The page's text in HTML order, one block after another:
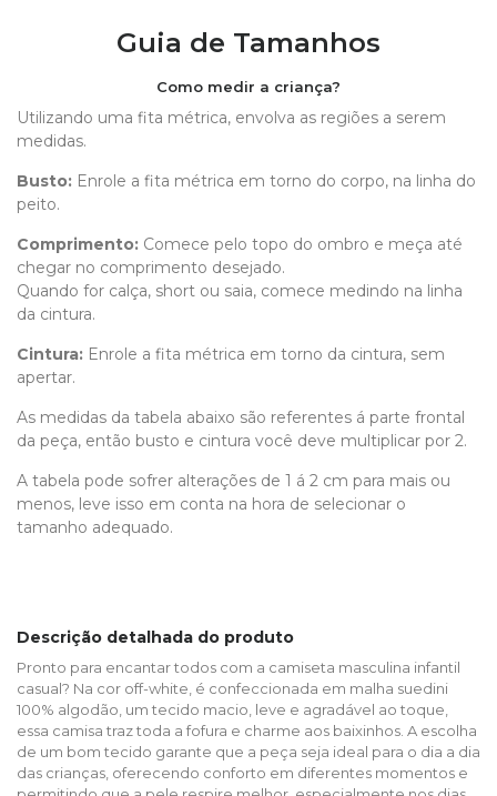
Guia de Tamanhos
Como medir a criança?
Utilizando uma fita métrica, envolva as regiões a serem
medidas.
Busto: Enrole a fita métrica em torno do corpo, na linha do
peito.
Comprimento: Comece pelo topo do ombro e meça até
chegar no comprimento desejado.
Quando for calça, short ou saia, comece medindo na linha
da cintura.
Cintura: Enrole a fita métrica em torno da cintura, sem
apertar.
As medidas da tabela abaixo são referentes á parte frontal
da peça, então busto e cintura você deve multiplicar por 2.
A tabela pode sofrer alterações de 1 á 2 cm para mais ou
menos, leve isso em conta na hora de selecionar o
tamanho adequado.
Descrição detalhada do produto
Pronto para encantar todos com a camiseta masculina infantil
casual? Na cor off-white, é confeccionada em malha suedini
100% algodão, um tecido macio, leve e agradável ao toque,
essa camisa traz toda a fofura e charme aos baixinhos. A escolha
de um bom tecido garante que a peça seja ideal para o dia a dia
das crianças, oferecendo conforto em diferentes momentos e